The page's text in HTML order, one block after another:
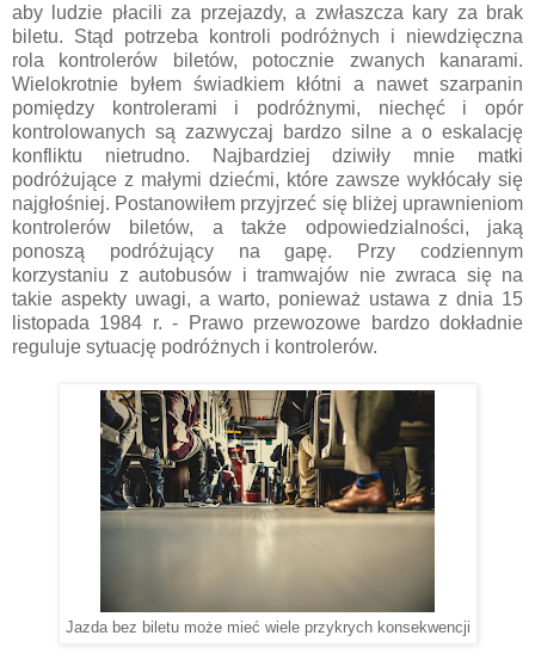
aby ludzie płacili za przejazdy, a zwłaszcza kary za brak
biletu. Stąd potrzeba kontroli podróżnych i niewdzięczna
rola kontrolerów biletów, potocznie zwanych kanarami.
Wielokrotnie byłem świadkiem kłótni a nawet szarpanin
pomiędzy kontrolerami i podróżnymi, niechęć i opór
kontrolowanych są zazwyczaj bardzo silne a o eskalację
konfliktu nietrudno. Najbardziej dziwiły mnie matki
podróżujące z małymi dziećmi, które zawsze wykłócały się
najgłośniej. Postanowiłem przyjrzeć się bliżej uprawnieniom
kontrolerów biletów, a także odpowiedzialności, jaką
ponoszą podróżujący na gapę. Przy codziennym
korzystaniu z autobusów i tramwajów nie zwraca się na
takie aspekty uwagi, a warto, ponieważ ustawa z dnia 15
listopada 1984 r. - Prawo przewozowe bardzo dokładnie
reguluje sytuację podróżnych i kontrolerów.
Jazda bez biletu może mieć wiele przykrych konsekwencji